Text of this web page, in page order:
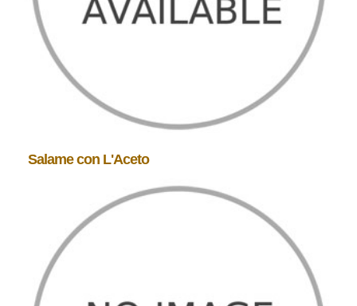
Salame con L'Aceto